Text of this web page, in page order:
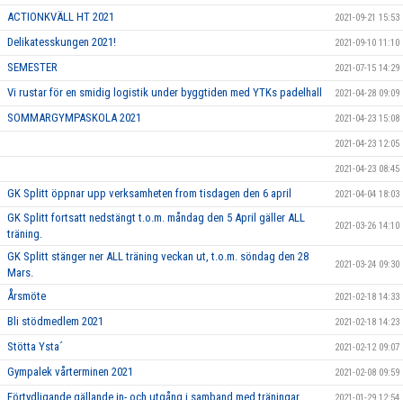
ACTIONKVÄLL HT 2021 2021-09-21 15:53
Delikatesskungen 2021! 2021-09-10 11:10
SEMESTER 2021-07-15 14:29
Vi rustar för en smidig logistik under byggtiden med YTKs padelhall 2021-04-28 09:09
SOMMARGYMPASKOLA 2021 2021-04-23 15:08
2021-04-23 12:05
2021-04-23 08:45
GK Splitt öppnar upp verksamheten from tisdagen den 6 april 2021-04-04 18:03
GK Splitt fortsatt nedstängt t.o.m. måndag den 5 April gäller ALL
träning.
2021-03-26 14:10
GK Splitt stänger ner ALL träning veckan ut, t.o.m. söndag den 28
Mars.
2021-03-24 09:30
Årsmöte 2021-02-18 14:33
Bli stödmedlem 2021 2021-02-18 14:23
Stötta Ysta´ 2021-02-12 09:07
Gympalek vårterminen 2021 2021-02-08 09:59
Förtydligande gällande in- och utgång i samband med träningar 2021-01-29 12:54